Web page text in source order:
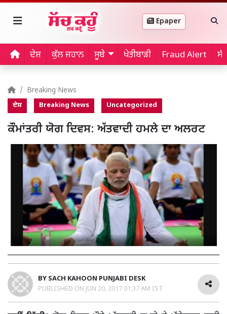
Epaper
ਦੇਸ਼ ਕੁੱਲ ਜਹਾਨ ਸੂਬੇ ਖੇਤੀਬਾੜੀ Fraud Alert
Breaking News
ਦੇਸ਼ Breaking News Uncategorized
ਕੌਮਾਂਤਰੀ ਯੋਗ ਦਿਵਸ: ਅੱਤਵਾਦੀ ਹਮਲੇ ਦਾ ਅਲਰਟ
BY SACH KAHOON PUNJABI DESK
PUBLISHED ON JUN 20, 2017 01:37 AM IST